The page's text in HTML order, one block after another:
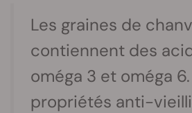
Les graines de
contiennent des
oméga 3 et oméga
propriétés anti-